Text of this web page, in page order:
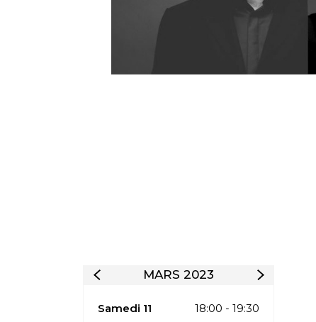
MARS 2023
Samedi 11 18:00 - 19:30